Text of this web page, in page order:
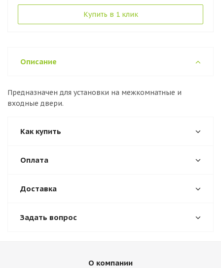
Купить в 1 клик
Описание
Предназначен для установки на межкомнатные и
входные двери.
Как купить
Оплата
Доставка
Задать вопрос
О компании